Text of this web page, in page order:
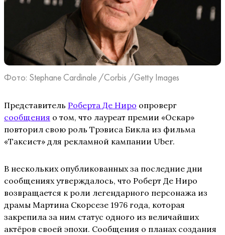
Фото: Stephane Cardinale /Corbis /Getty Images
Представитель Роберта Де Ниро опроверг
сообщения о том, что лауреат премии «Оскар»
повторил свою роль Трэвиса Бикла из фильма
«Таксист» для рекламной кампании Uber.
В нескольких опубликованных за последние дни
сообщениях утверждалось, что Роберт Де Ниро
возвращается к роли легендарного персонажа из
драмы Мартина Скорсезе 1976 года, которая
закрепила за ним статус одного из величайших
актёров своей эпохи. Сообщения о планах создания